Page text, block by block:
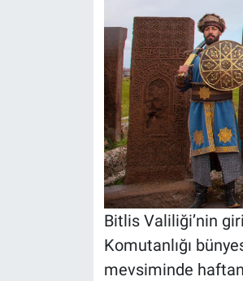
Bitlis Valiliği’nin
Komutanlığı
mevsiminde